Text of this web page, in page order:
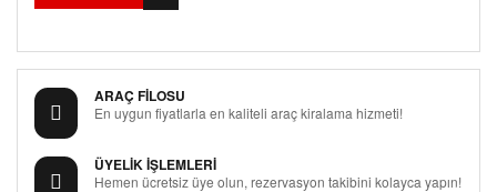
ARAÇ FİLOSU
En uygun fiyatlarla en kaliteli araç kiralama hizmeti!
ÜYELİK İŞLEMLERİ
Hemen ücretsiz üye olun, rezervasyon takibini kolayca yapın!